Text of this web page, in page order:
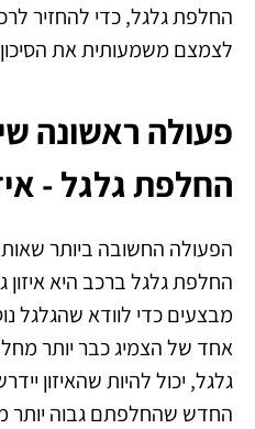
החלפת גלגל, כדי להחזיר
לצמצם משמעותית את
פעולה ראשונה
החלפת גלגל -
הפעולה החשובה ביותר
החלפת גלגל ברכב היא איזון
מבצעים כדי לוודא שהגלגל
אחד של הצמיג כבר יותר
גלגל, יכול להיות שהאיזון
החדש שהחלפתם גבוה יותר